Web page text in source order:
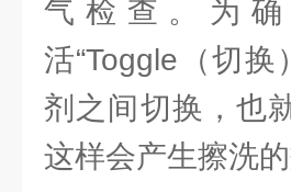
气检查。为
活“Toggle（切
剂之间切换，也
这样会产生擦洗的